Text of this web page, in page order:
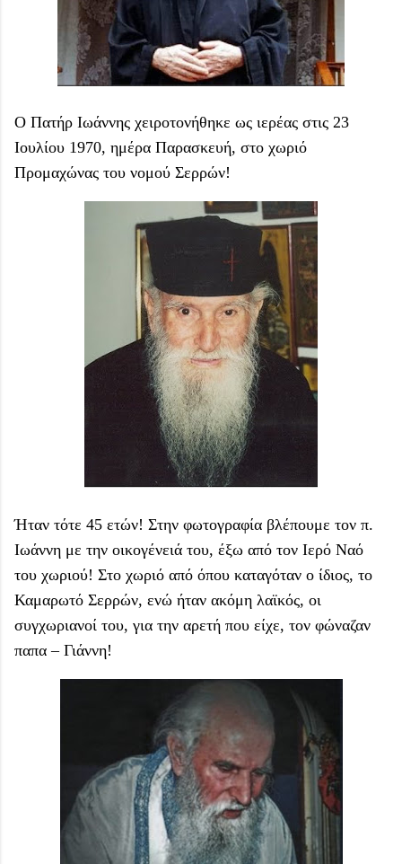
Ο Πατήρ Ιωάννης χειροτονήθηκε ως ιερέας στις 23
Ιουλίου 1970, ημέρα Παρασκευή, στο χωριό
Προμαχώνας του νομού Σερρών!
Ήταν τότε 45 ετών! Στην φωτογραφία βλέπουμε τον π.
Ιωάννη με την οικογένειά του, έξω από τον Ιερό Ναό
του χωριού! Στο χωριό από όπου καταγόταν ο ίδιος, το
Καμαρωτό Σερρών, ενώ ήταν ακόμη λαϊκός, οι
συγχωριανοί του, για την αρετή που είχε, τον φώναζαν
παπα – Γιάννη!